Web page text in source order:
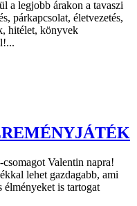
a legjobb árakon a tavaszi
párkapcsolat, életvezetés,
hitélet, könyvek
Valentin napra!
lehet gazdagabb, ami
élményeket is tartogat